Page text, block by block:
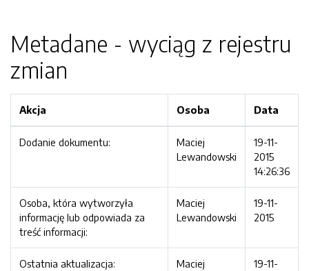
Metadane - wyciąg z rejestru
zmian
Akcja Osoba Data
Dodanie dokumentu:
Maciej
Lewandowski
19-11-
2015
14:26:36
Osoba, która wytworzyła
informację lub odpowiada za
treść informacji:
Maciej
Lewandowski
19-11-
2015
Ostatnia aktualizacja:
Maciej
19-11-